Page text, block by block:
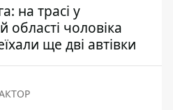
на трасі у
області чоловіка
ще дві автівки